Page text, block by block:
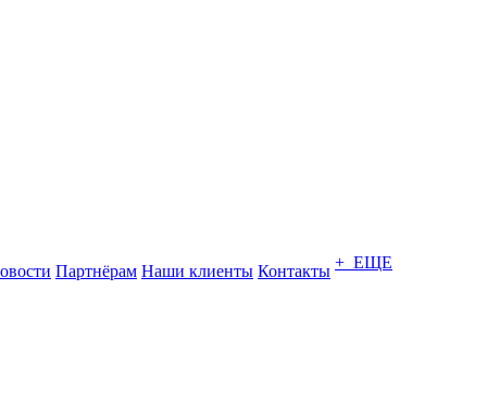
Партнёрам Наши клиенты Контакты + ЕЩЕ